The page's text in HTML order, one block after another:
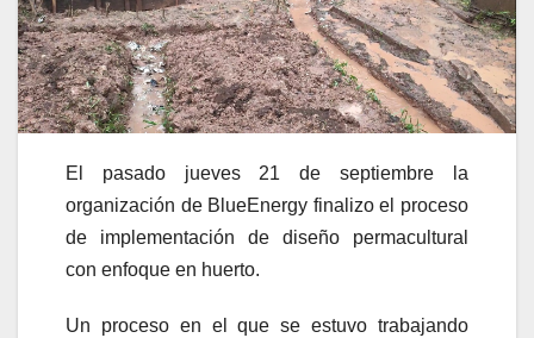
El pasado jueves 21 de septiembre la
organización de BlueEnergy finalizo el proceso
de implementación de diseño permacultural
con enfoque en huerto.
Un proceso en el que se estuvo trabajando